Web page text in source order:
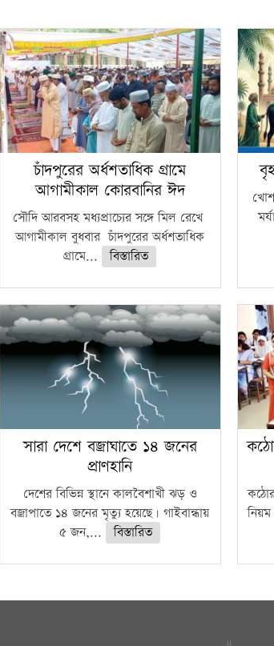
চাঁদপুরের অর্ধশতাধিক গ্রামে
আগামীকাল কোরবানির ঈদ
সৌদি আরবসহ মধ্যপ্রাচ্যের সঙ্গে মিল রেখে
আগামীকাল বুধবার চাঁদপুরের অর্ধশতাধিক
গ্রামে...
বিস্তারিত
সারা দেশে বজ্রাঘাতে ১৪ জনের
প্রাণহানি
দেশের বিভিন্ন স্থানে কালবৈশাখী ঝড় ও
বজ্রাপাতে ১৪ জনের মৃত্যু হয়েছে। গাইবান্ধায়
৫ জন,...
বিস্তারিত